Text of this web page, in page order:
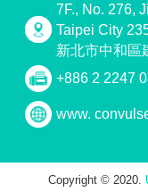
7F., No. 276,
Taipei City
新北市中和區
+886 2 2247
www.
Copyright © 2020.